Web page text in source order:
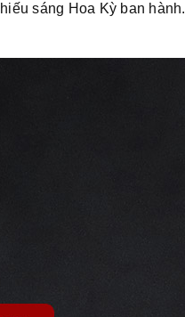
sáng Hoa Kỳ ban hành.